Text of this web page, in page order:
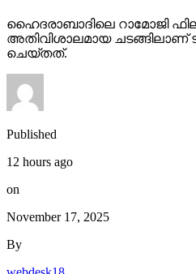
ഹൈദരാബാദിലെ റാമോജി
അതിവിശാലമായ ചടങ്ങിലാണ്
ചെയ്തത്.
Published
12 hours ago
on
November 17, 2025
By